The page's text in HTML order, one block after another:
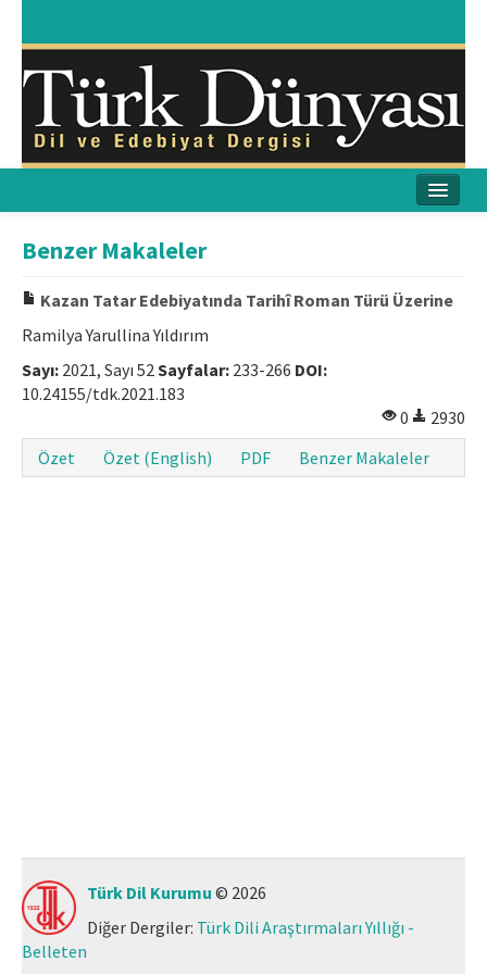
Yayın İlkeleri
İletişim
Benzer Makaleler
Kazan Tatar Edebiyatında Tarihî Roman Türü Üzerine
Ramilya Yarullina Yıldırım
Sayı: 2021, Sayı 52 Sayfalar: 233-266 DOI:
10.24155/tdk.2021.183
0
2930
Özet
Özet (English) PDF Benzer Makaleler
Türk Dil Kurumu © 2026
Diğer Dergiler: Türk Dili Araştırmaları Yıllığı -
Belleten